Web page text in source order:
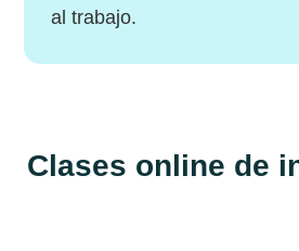
al trabajo.
Clases online de